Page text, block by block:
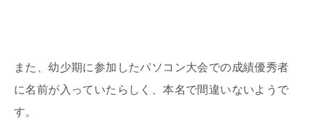
また、幼少期に参加したパソコン大会での成績優秀者
に名前が入っていたらしく、本名で間違いないようで
す。